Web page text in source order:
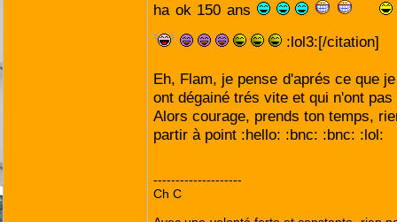
ha ok 150 ans
:lol3:[/citation]
Eh, Flam, je pense d'aprés ce que
ont dégainé trés vite et qui n'ont
Alors courage, prends ton temps,
partir à point :hello: :bnc: :bnc: :lol:
--------------------
Ch C